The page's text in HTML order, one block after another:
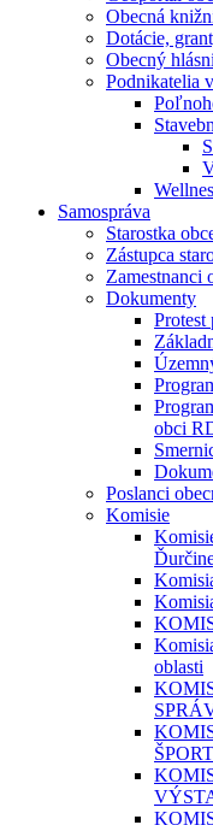
Obecná
Dotácie,
Obecný
Podnikatelia
Samospráva
Starostka
Zástupca
Zamestnanci
Dokumenty
obci
Poslanci
Komisie
oblasti